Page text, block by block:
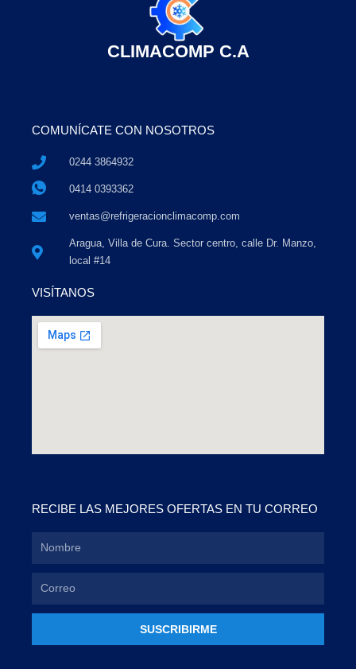
CLIMACOMP C.A
COMUNÍCATE CON NOSOTROS
0244 3864932
0414 0393362
ventas@refrigeracionclimacomp.com
Aragua, Villa de Cura. Sector centro, calle Dr. Manzo,
local #14
VISÍTANOS
RECIBE LAS MEJORES OFERTAS EN TU CORREO
SUSCRIBIRME